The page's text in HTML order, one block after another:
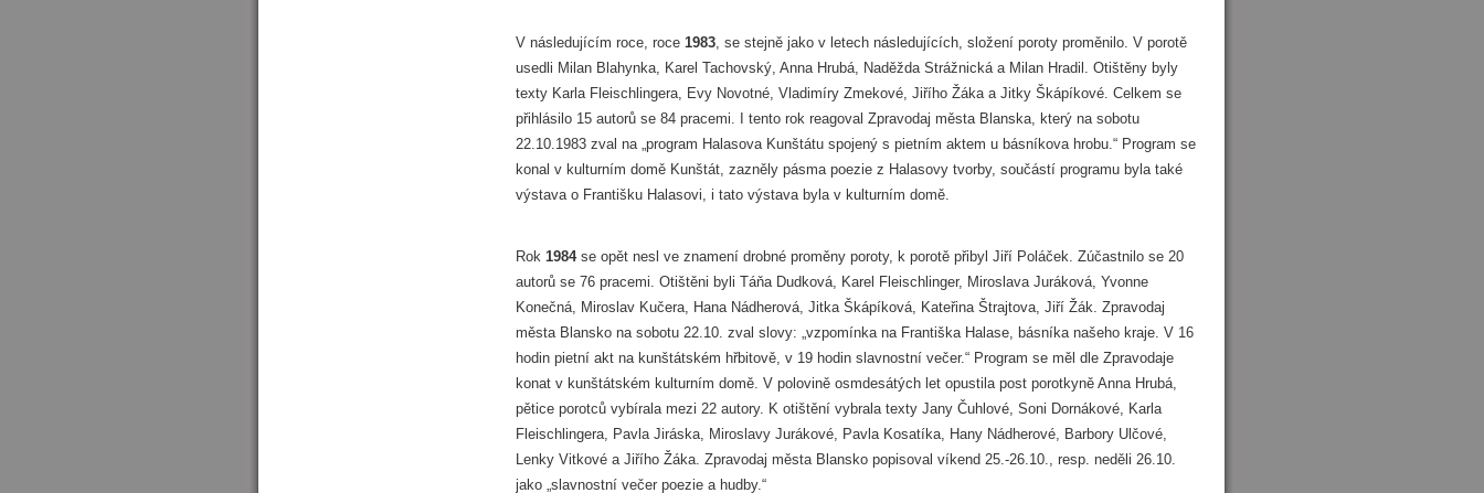
V následujícím roce, roce 1983, se stejně jako v letech následujících, složení poroty proměnilo. V porotě
usedli Milan Blahynka, Karel Tachovský, Anna Hrubá, Naděžda Strážnická a Milan Hradil. Otištěny byly
texty Karla Fleischlingera, Evy Novotné, Vladimíry Zmekové, Jiřího Žáka a Jitky Škápíkové. Celkem se
přihlásilo 15 autorů se 84 pracemi. I tento rok reagoval Zpravodaj města Blanska, který na sobotu
22.10.1983 zval na „program Halasova Kunštátu spojený s pietním aktem u básníkova hrobu.“ Program se
konal v kulturním domě Kunštát, zazněly pásma poezie z Halasovy tvorby, součástí programu byla také
výstava o Františku Halasovi, i tato výstava byla v kulturním domě.
Rok 1984se opět nesl ve znamení drobné proměny poroty, k porotě přibyl Jiří Poláček. Zúčastnilo se 20
autorů se 76 pracemi. Otištěni byli Táňa Dudková, Karel Fleischlinger, Miroslava Juráková, Yvonne
Konečná, Miroslav Kučera, Hana Nádherová, Jitka Škápíková, Kateřina Štrajtova, Jiří Žák. Zpravodaj
města Blansko na sobotu 22.10. zval slovy: „vzpomínka na Františka Halase, básníka našeho kraje. V 16
hodin pietní akt na kunštátském hřbitově, v 19 hodin slavnostní večer.“ Program se měl dle Zpravodaje
konat v kunštátském kulturním domě. V polovině osmdesátých let opustila post porotkyně Anna Hrubá,
pětice porotců vybírala mezi 22 autory. K otištění vybrala texty Jany Čuhlové, Soni Dornákové, Karla
Fleischlingera, Pavla Jiráska, Miroslavy Jurákové, Pavla Kosatíka, Hany Nádherové, Barbory Ulčové,
Lenky Vitkové a Jiřího Žáka. Zpravodaj města Blansko popisoval víkend 25.-26.10., resp. neděli 26.10.
jako „slavnostní večer poezie a hudby.“